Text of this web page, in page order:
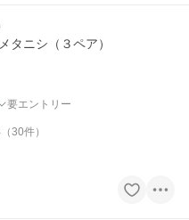
タニシ（３ペア）
要エントリー
（30件）